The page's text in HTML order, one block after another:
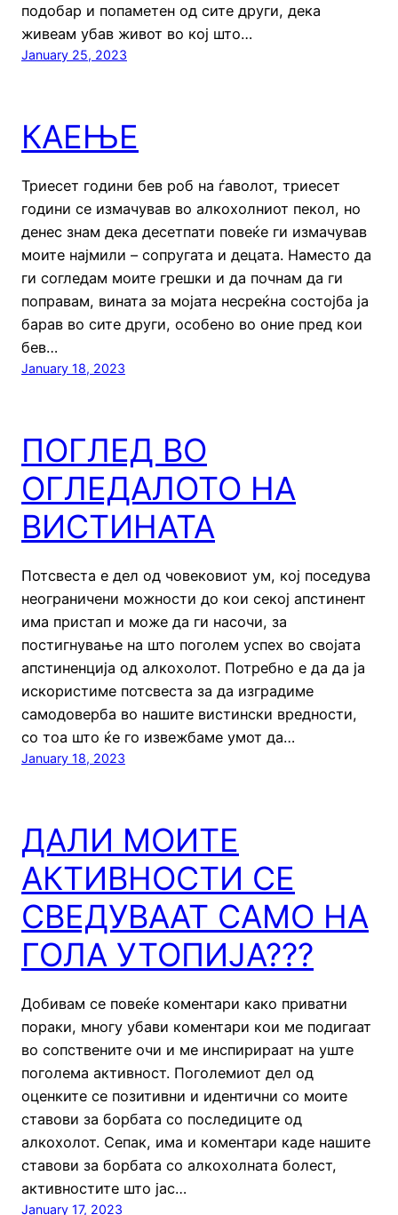
подобар и попаметен од сите други, дека
живеам убав живот во кој што…
January 25, 2023
КАЕЊЕ
Триесет години бев роб на ѓаволот, триесет
години се измачував во алкохолниот пекол, но
денес знам дека десетпати повеќе ги измачував
моите најмили – сопругата и децата. Наместо да
ги согледам моите грешки и да почнам да ги
поправам, вината за мојата несреќна состојба ја
барав во сите други, особено во оние пред кои
бев…
January 18, 2023
ПОГЛЕД ВО
ОГЛЕДАЛОТО НА
ВИСТИНАТА
Потсвеста е дел од човековиот ум, кој поседува
неограничени можности до кои секој апстинент
има пристап и може да ги насочи, за
постигнување на што поголем успех во својата
апстиненција од алкохолот. Потребно е да да ја
искористиме потсвеста за да изградиме
самодоверба во нашите вистински вредности,
со тоа што ќе го извежбаме умот да…
January 18, 2023
ДАЛИ МОИТЕ
АКТИВНОСТИ СЕ
СВЕДУВААТ САМО НА
ГОЛА УТОПИЈА???
Добивам се повеќе коментари како приватни
пораки, многу убави коментари кои ме подигаат
во сопствените очи и ме инспирираат на уште
поголема активност. Поголемиот дел од
оценките се позитивни и идентични со моите
ставови за борбата со последиците од
алкохолот. Сепак, има и коментари каде нашите
ставови за борбата со алкохолната болест,
активностите што јас…
January 17, 2023